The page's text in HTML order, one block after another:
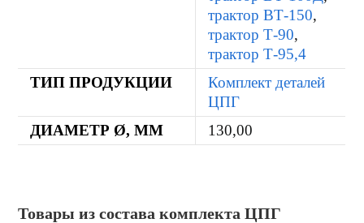
трактор ВТ-150,
трактор Т-90,
трактор Т-95,4
ТИП ПРОДУКЦИИ
Комплект деталей
ЦПГ
ДИАМЕТР Ø, ММ
130,00
Товары из состава комплекта ЦПГ